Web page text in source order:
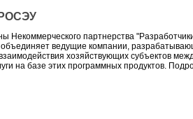
Некоммерческого партнерства
ведущие компании,
хозяйствующих субъектов
на базе этих программных продуктов.